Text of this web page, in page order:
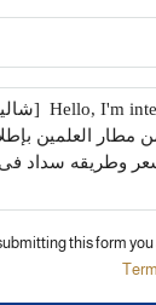
this form you